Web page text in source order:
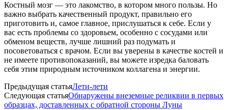
Костный мозг — это лакомство, в котором много пользы. Но
важно выбрать качественный продукт, правильно его
приготовить и, самое главное, прислушаться к себе. Если у
вас есть проблемы со здоровьем, особенно с сосудами или
обменом веществ, лучше лишний раз подумать и
посоветоваться с врачом. Если вы уверены в качестве костей и
не имеете противопоказаний, вы можете изредка баловать
себя этим природным источником коллагена и энергии.
Предыдущая статьяЛети-лети
Следующая статьяОбнаружены внеземные реликвии в первых
образцах, доставленных с обратной стороны Луны